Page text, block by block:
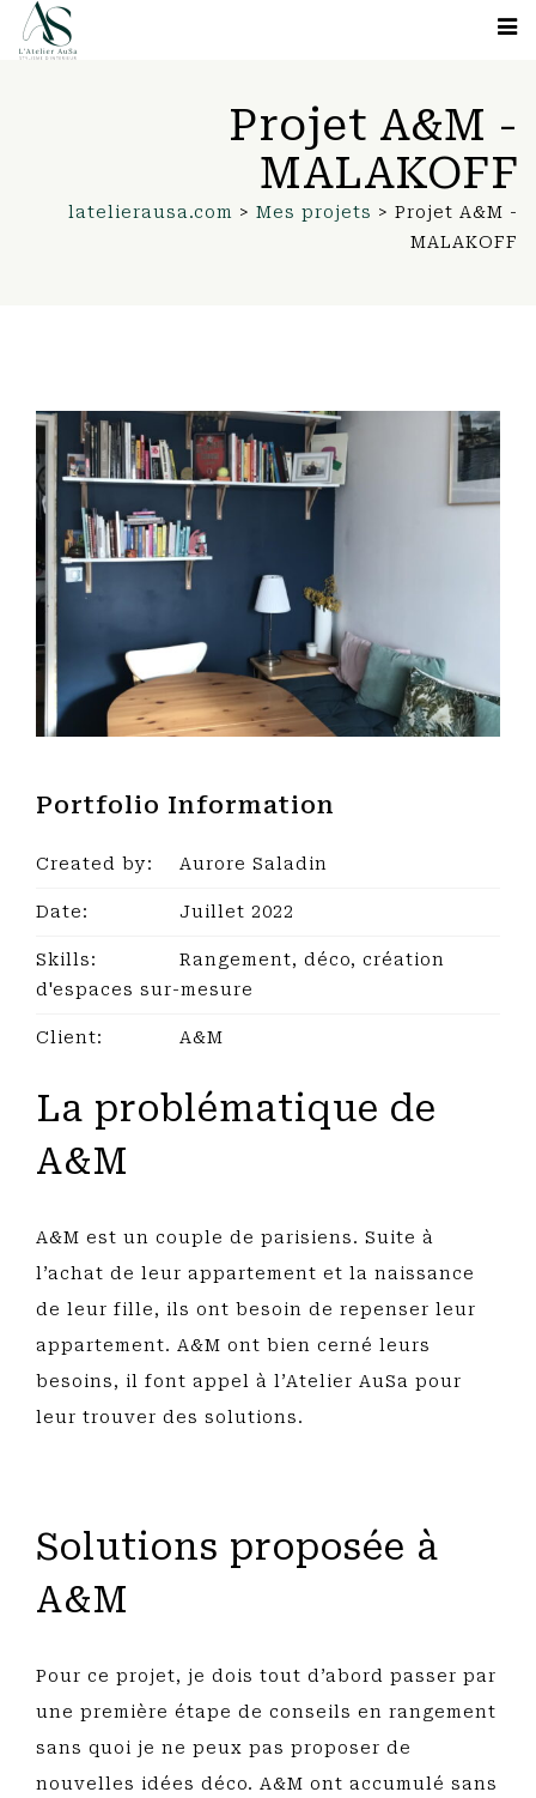
Projet A&M -
MALAKOFF
latelierausa.com > Mes projets > Projet A&M -
MALAKOFF
Portfolio Information
Created by: Aurore Saladin
Date: Juillet 2022
Skills:
Rangement, déco, création
d'espaces sur-mesure
Client: A&M
La problématique de
A&M
A&M est un couple de parisiens. Suite à
l’achat de leur appartement et la naissance
de leur fille, ils ont besoin de repenser leur
appartement. A&M ont bien cerné leurs
besoins, il font appel à l’Atelier AuSa pour
leur trouver des solutions.
Solutions proposée à
A&M
Pour ce projet, je dois tout d’abord passer par
une première étape de conseils en rangement
sans quoi je ne peux pas proposer de
nouvelles idées déco. A&M ont accumulé sans